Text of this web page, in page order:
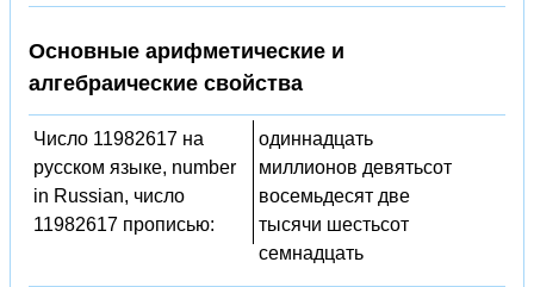
Основные арифметические и
алгебраические свойства
Число 11982617 на
русском языке, number
in Russian, число
11982617 прописью:
одиннадцать
миллионов девятьсот
восемьдесят две
тысячи шестьсот
семнадцать